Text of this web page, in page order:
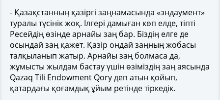
- Қазақстанның қазіргі заңнамасында «эндаумент»
туралы түсінік жоқ. Ілгері дамыған көп елде, тіпті
Ресейдің өзінде арнайы заң бар. Біздің елге де
осындай заң қажет. Қазір ондай заңның жобасы
талқыланып жатыр. Арнайы заң болмаса да,
жұмысты жылдам бастау үшін өзіміздің заң аясында
Qazaq Tili Endowment Qory деп атын қойып,
қатардағы қоғамдық ұйым ретінде тіркедік.